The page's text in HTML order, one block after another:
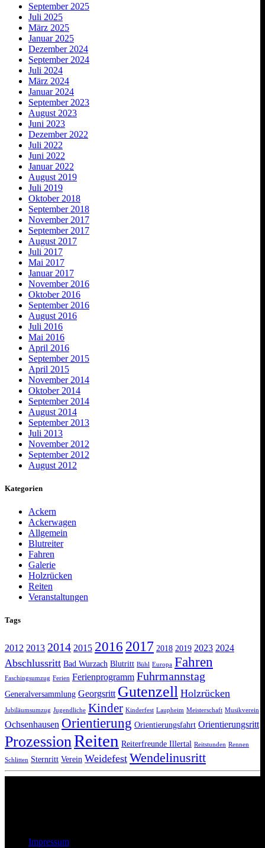
September 2025
Juli 2025
März 2025
Januar 2025
Dezember 2024
September 2024
Juli 2024
März 2024
Januar 2024
September 2023
August 2023
Juni 2023
Dezember 2022
Juli 2022
Juni 2022
Januar 2022
August 2019
Juli 2019
Oktober 2018
September 2018
November 2017
September 2017
August 2017
Juli 2017
Mai 2017
Januar 2017
November 2016
Oktober 2016
September 2016
August 2016
Juli 2016
Mai 2016
April 2016
September 2015
April 2015
November 2014
Oktober 2014
September 2014
August 2014
September 2013
Juli 2013
November 2012
September 2012
August 2012
Kategorien
Ackern
Ackerwagen
Allgemein
Blutreiter
Fahren
Galerie
Holzrücken
Reiten
Veranstaltungen
Tags
2012 2013 2014 2015 2016 2017 2018 2019 2023 2024
Abschlussritt Bad Wurzach Blutritt Bühl Europa Fahren
Faschingsumzug Ferien Ferienprogramm Fuhrmannstag
Generalversammlung Georgsritt Gutenzell Holzrücken
Jubiläumsumzug Jugendliche Kinder Kinderfest Laupheim Meisterschaft Musikverein
Ochsenhausen Orientierung Orientierungsfahrt Orientierungsritt
ProzessionReiten Reiterfreunde Illertal Reitstunden Rennen
Schlitten Sternritt Verein Weidefest Wendelinusritt
Impressum